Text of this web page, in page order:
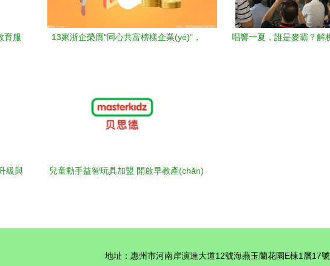
育服
13家浙企榮膺“同心共富榜樣企業(yè)”，
唱響一夏，誰是麥霸？解
級與
兒童動手益智玩具加盟 開啟早教產(chǎn)
地址：惠州市河南岸演達大道12號海燕玉蘭花園E棟1層17號